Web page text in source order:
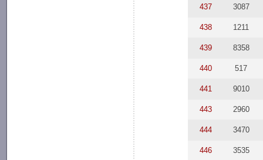
437 3087
438 1211
439 8358
440 517
441 9010
443 2960
444 3470
446 3535